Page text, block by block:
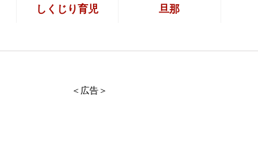
しくじり育児 旦那
＜広告＞